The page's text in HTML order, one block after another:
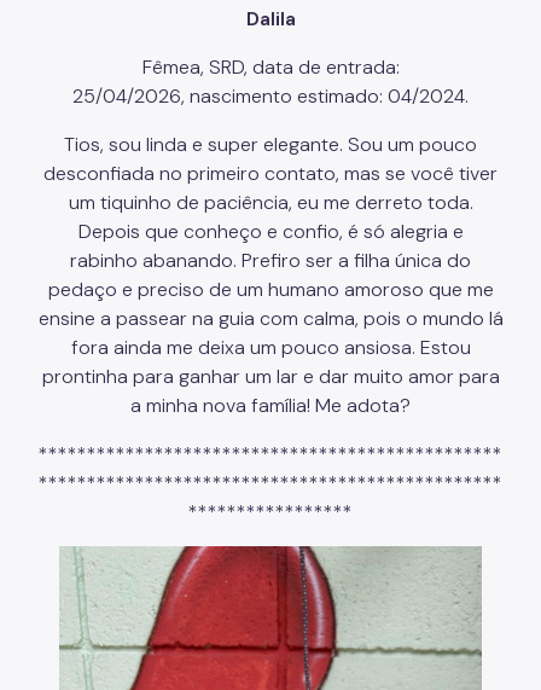
Licitações e Compras Públicas
Editais / Consulta Pública
Manuais de Identidade Visual
Notícias
Ouvidoria
Proteção de Dados e Privacidade
Tecnologia da Informação e Comunicação
Dalila
Fêmea, SRD, data de entrada:
25/04/2026, nascimento estimado: 04/2024.
Tios, sou linda e super elegante. Sou um pouco
desconfiada no primeiro contato, mas se você tiver
um tiquinho de paciência, eu me derreto toda.
Depois que conheço e confio, é só alegria e
rabinho abanando. Prefiro ser a filha única do
pedaço e preciso de um humano amoroso que me
ensine a passear na guia com calma, pois o mundo lá
fora ainda me deixa um pouco ansiosa. Estou
prontinha para ganhar um lar e dar muito amor para
a minha nova família! Me adota?
************************************************
************************************************
*****************